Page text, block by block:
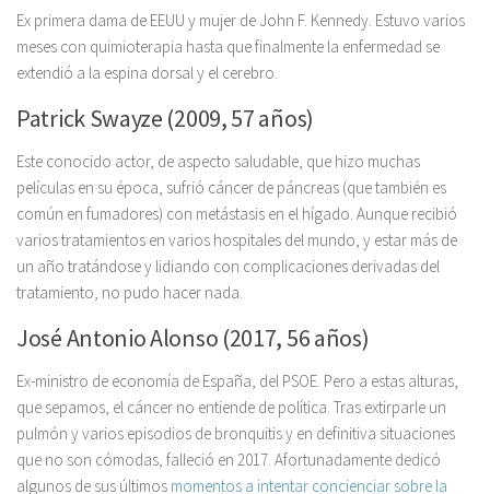
Ex primera dama de EEUU y mujer de John F. Kennedy. Estuvo varios
meses con quimioterapia hasta que finalmente la enfermedad se
extendió a la espina dorsal y el cerebro.
Patrick Swayze (2009, 57 años)
Este conocido actor, de aspecto saludable, que hizo muchas
películas en su época, sufrió cáncer de páncreas (que también es
común en fumadores) con metástasis en el hígado. Aunque recibió
varios tratamientos en varios hospitales del mundo, y estar más de
un año tratándose y lidiando con complicaciones derivadas del
tratamiento, no pudo hacer nada.
José Antonio Alonso (2017, 56 años)
Ex-ministro de economía de España, del PSOE. Pero a estas alturas,
que sepamos, el cáncer no entiende de política. Tras extirparle un
pulmón y varios episodios de bronquitis y en definitiva situaciones
que no son cómodas, falleció en 2017. Afortunadamente dedicó
algunos de sus últimos momentos a intentar concienciar sobre la